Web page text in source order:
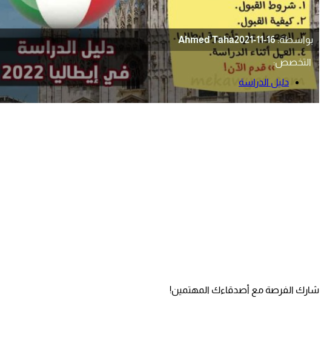
بواسطة: Ahmed Taha2021-11-16
التخصص:
دليل الدراسة
شارك الفرصة مع أصدقاءك المهتمين!